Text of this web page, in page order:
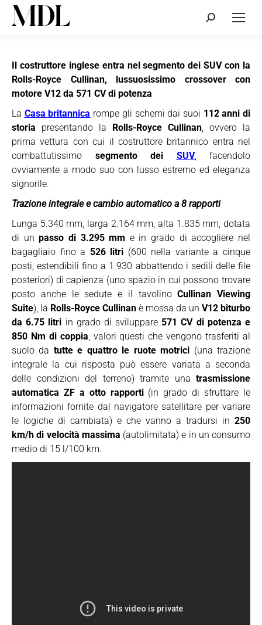
Cerca:
Il costruttore inglese entra nel segmento dei SUV con la
Rolls-Royce Cullinan, lussuosissimo crossover con
motore V12 da 571 CV di potenza
La Casa britannica rompe gli schemi dai suoi 112 anni di
storia presentando la Rolls-Royce Cullinan, ovvero la
prima vettura con cui il costruttore britannico entra nel
combattutissimo segmento dei SUV, facendolo
ovviamente a modo suo con lusso estremo ed eleganza
signorile.
Trazione integrale e cambio automatico a 8 rapporti
Lunga 5.340 mm, larga 2.164 mm, alta 1.835 mm, dotata
di unpasso di 3.295 mm e in grado di accogliere nel
bagagliaio fino a 526 litri (600 nella variante a cinque
posti, estendibili fino a 1.930 abbattendo i sedili delle file
posteriori) di capienza (uno spazio in cui possono trovare
posto anche le sedute e il tavolinoCullinan Viewing
Suite), la Rolls-Royce Cullinan è mossa da un V12 biturbo
da 6.75 litri in grado di sviluppare571 CV di potenza e
850 Nm di coppia, valori questi che vengono trasferiti al
suolo da tutte e quattro le ruote motrici (una trazione
integrale la cui risposta può essere variata a seconda
delle condizioni del terreno) tramite una trasmissione
automatica ZF a otto rapporti(in grado di sfruttare le
informazioni fornite dal navigatore satellitare per variare
le logiche di cambiata) e che vanno a tradursi in 250
km/h di velocità massima (autolimitata) e in un consumo
medio di 15 l/100 km.